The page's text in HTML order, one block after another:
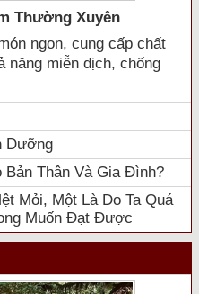
Thường Xuyên
ngon, cung cấp chất
năng miễn dịch, chống
Dưỡng
Bản Thân Và Gia Đình?
Mỏi, Một Là Do Ta Quá
Muốn Đạt Được